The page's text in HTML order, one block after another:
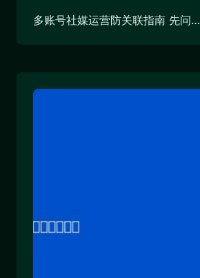
多账号社媒运营防关联指南 先问…